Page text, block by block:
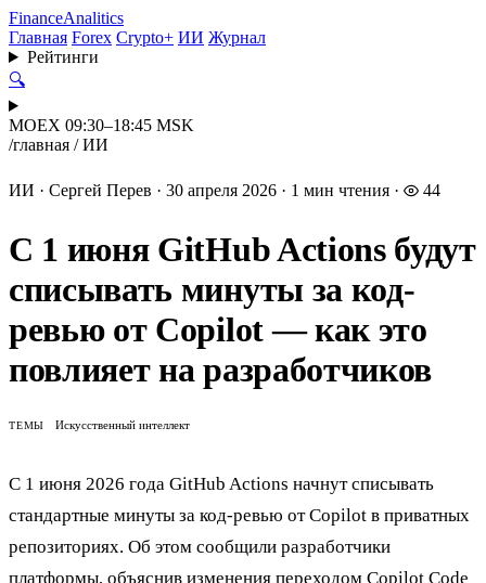
FinanceAnalitics
Главная Forex Crypto+ ИИ Журнал
Рейтинги
🔍
MOEX 09:30–18:45 MSK
/главная / ИИ
ИИ · Сергей Перев · 30 апреля 2026 · 1 мин чтения · 44
С 1 июня GitHub Actions будут
списывать минуты за код-
ревью от Copilot — как это
повлияет на разработчиков
ТЕМЫ Искусственный интеллект
С 1 июня 2026 года GitHub Actions начнут списывать
стандартные минуты за код-ревью от Copilot в приватных
репозиториях. Об этом сообщили разработчики
платформы, объяснив изменения переходом Copilot Code